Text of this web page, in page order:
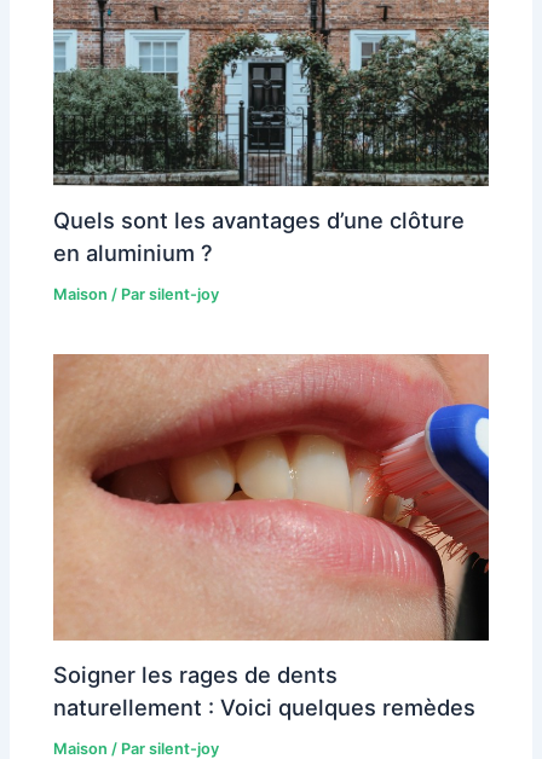
Quels sont les avantages d’une clôture
en aluminium ?
Maison / Parsilent-joy
Soigner les rages de dents
naturellement : Voici quelques remèdes
Maison / Parsilent-joy